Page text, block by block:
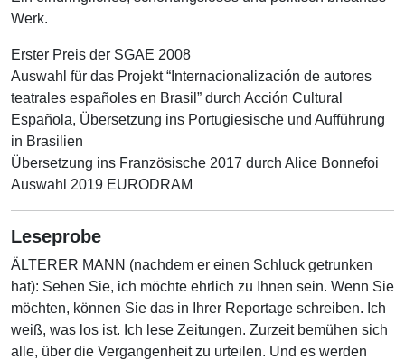
Werk.
Erster Preis der SGAE 2008
Auswahl für das Projekt “Internacionalización de autores
teatrales españoles en Brasil” durch Acción Cultural
Española, Übersetzung ins Portugiesische und Aufführung
in Brasilien
Übersetzung ins Französische 2017 durch Alice Bonnefoi
Auswahl 2019 EURODRAM
Leseprobe
ÄLTERER MANN (nachdem er einen Schluck getrunken
hat): Sehen Sie, ich möchte ehrlich zu Ihnen sein. Wenn Sie
möchten, können Sie das in Ihrer Reportage schreiben. Ich
weiß, was los ist. Ich lese Zeitungen. Zurzeit bemühen sich
alle, über die Vergangenheit zu urteilen. Und es werden